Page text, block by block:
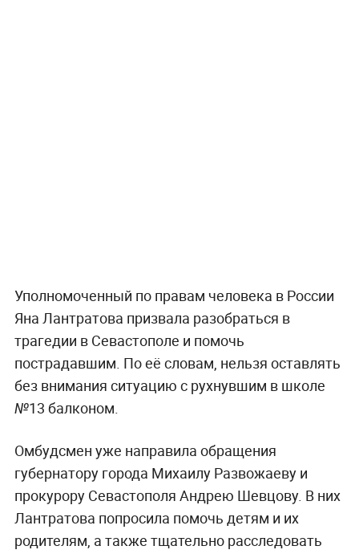
Уполномоченный по правам человека в России
Яна Лантратова призвала разобраться в
трагедии в Севастополе и помочь
пострадавшим. По её словам, нельзя оставлять
без внимания ситуацию с рухнувшим в школе
№13 балконом.
Омбудсмен уже направила обращения
губернатору города Михаилу Развожаеву и
прокурору Севастополя Андрею Шевцову. В них
Лантратова попросила помочь детям и их
родителям, а также тщательно расследовать